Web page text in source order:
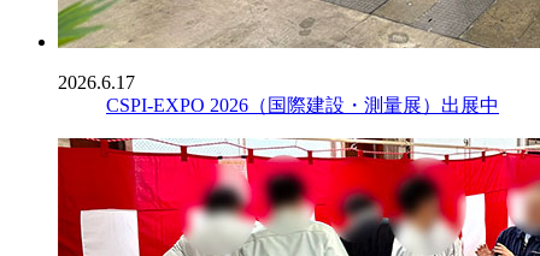
2026.6.17
CSPI-EXPO 2026（国際建設・測量展）出展中